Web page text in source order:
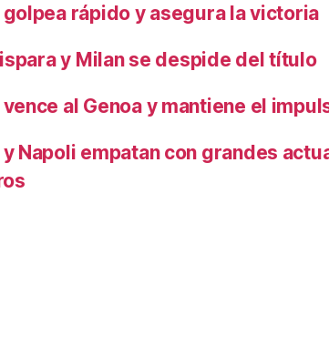
rápido y asegura la victoria
y Milan se despide del título
al Genoa y mantiene el
Napoli empatan con grandes